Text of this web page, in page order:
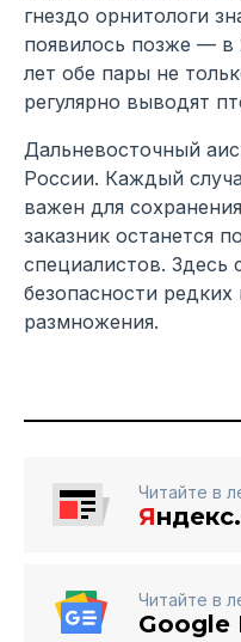
гнездо орнитологи
появилось позже — в
лет обе пары не
регулярно выводят
Дальневосточный
России. Каждый
важен для
заказник останется
специалистов. Здесь
безопасности
размножения.
Читайте в
Я
Читайте в
Google